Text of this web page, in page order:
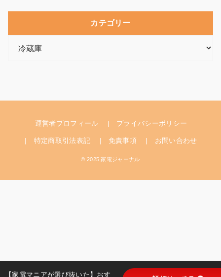
カテゴリー
運営者プロフィール プライバシーポリシー
特定商取引法表記 免責事項 お問い合わせ
© 2025 家電ジャーナル
【家電マニアが選び抜いた】おす